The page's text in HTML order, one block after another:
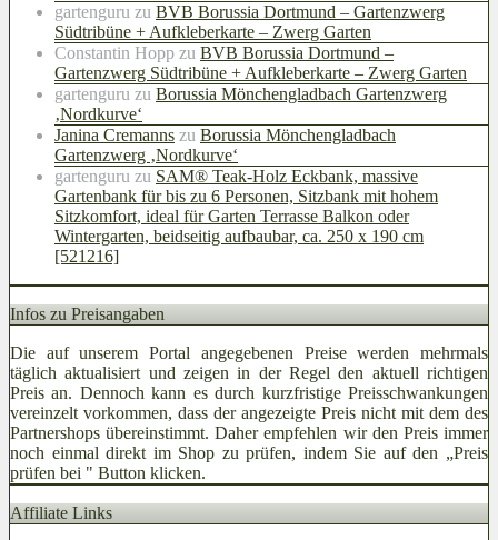
gartenguru zu BVB Borussia Dortmund – Gartenzwerg
Südtribüne + Aufkleberkarte – Zwerg Garten
Constantin Hopp zu BVB Borussia Dortmund –
Gartenzwerg Südtribüne + Aufkleberkarte – Zwerg Garten
gartenguru zu Borussia Mönchengladbach Gartenzwerg
‚Nordkurve‘
Janina Cremanns zu Borussia Mönchengladbach
Gartenzwerg ‚Nordkurve‘
gartenguru zu SAM® Teak-Holz Eckbank, massive
Gartenbank für bis zu 6 Personen, Sitzbank mit hohem
Sitzkomfort, ideal für Garten Terrasse Balkon oder
Wintergarten, beidseitig aufbaubar, ca. 250 x 190 cm
[521216]
Infos zu Preisangaben
Die auf unserem Portal angegebenen Preise werden mehrmals
täglich aktualisiert und zeigen in der Regel den aktuell richtigen
Preis an. Dennoch kann es durch kurzfristige Preisschwankungen
vereinzelt vorkommen, dass der angezeigte Preis nicht mit dem des
Partnershops übereinstimmt. Daher empfehlen wir den Preis immer
noch einmal direkt im Shop zu prüfen, indem Sie auf den „Preis
prüfen bei " Button klicken.
Affiliate Links